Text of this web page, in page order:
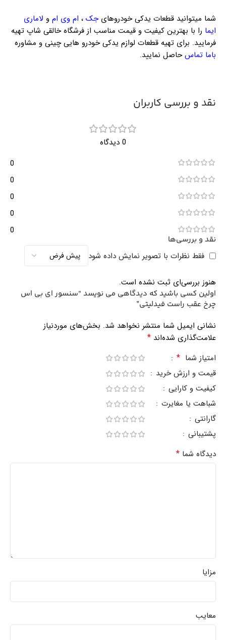
شما میتوانید قطعات یدکی خودروهایجک ، ام وی ام و لاماری
ایما را با بهترین کیفیت و قیمت مناسب از فرشگاه خالقی شاپ تهیه
فرمایید. برای تهیه قطعات لوازم یدکی خودرو هایی چینی و مشاوره
باما تماس حاصل نمایید.
نقد و بررسی کاربران
0 دیدگاه
0
0
0
0
0
نقد و بررسی‌ها
فقط نظرات با تصویر نمایش داده شود
هنوز بررسی‌ای ثبت نشده است.
اولین کسی باشید که دیدگاهی می نویسد “سنسور ای بی اس
چرخ عقب راست فیدلیتی”
نشانی ایمیل شما منتشر نخواهد شد. بخش‌های موردنیاز
علامت‌گذاری شده‌اند *
امتیاز شما *
قیمت و ارزش خرید
کیفیت و کارایی
شباهت یا مغایرت
گارانتی
پشتیبانی
دیدگاه شما *
مزایا
معایب